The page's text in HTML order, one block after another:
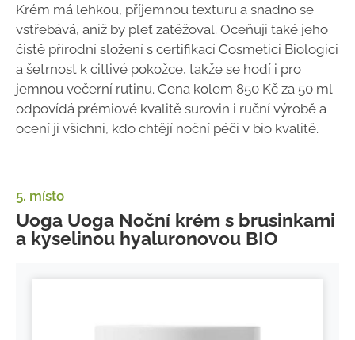
Krém má lehkou, příjemnou texturu a snadno se
vstřebává, aniž by pleť zatěžoval. Oceňuji také jeho
čistě přírodní složení s certifikací Cosmetici Biologici
a šetrnost k citlivé pokožce, takže se hodí i pro
jemnou večerní rutinu. Cena kolem 850 Kč za 50 ml
odpovídá prémiové kvalitě surovin i ruční výrobě a
ocení ji všichni, kdo chtějí noční péči v bio kvalitě.
5. místo
Uoga Uoga Noční krém s brusinkami
a kyselinou hyaluronovou BIO